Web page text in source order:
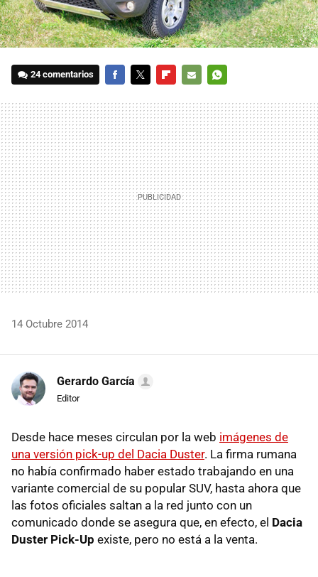
24 comentarios
MAIL
14 Octubre 2014
Gerardo García
Editor
Desde hace meses circulan por la web imágenes de
una versión pick-up del Dacia Duster. La firma rumana
no había confirmado haber estado trabajando en una
variante comercial de su popular SUV, hasta ahora que
las fotos oficiales saltan a la red junto con un
comunicado donde se asegura que, en efecto, el Dacia
Duster Pick-Up existe, pero no está a la venta.